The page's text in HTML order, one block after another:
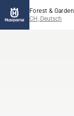
Forest & Garden
CH, Deutsch